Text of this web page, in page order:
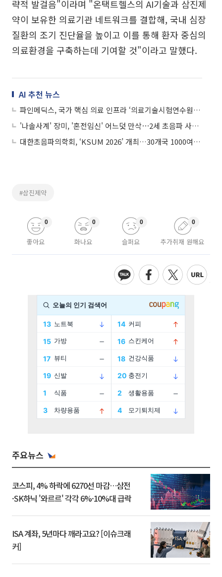
략적 발걸음"이라며 "온택트헬스의 AI기술과 삼진제
약이 보유한 의료기관 네트워크를 결합해, 국내 심장
질환의 조기 진단율을 높이고 이를 통해 환자 중심의
의료환경을 구축하는데 기여할 것"이라고 말했다.
AI 추천 뉴스
파인메딕스, 국가 핵심 의료 인프라 ‘의료기술시험연수원’ 장비 구축 사업 수주
'나솔사계' 장미, '혼전임신' 어느덧 만삭⋯2세 초음파 사진 공개
대한초음파의학회, ‘KSUM 2026’ 개최…30개국 1000여 명 집결
#삼진제약
좋아요
0
화나요
0
슬퍼요
0
추가취재 원해요
0
주요뉴스
코스피, 4% 하락에 6270선 마감…삼전
·SK하닉 '와르르' 각각 6%·10%대 급락
ISA 계좌, 5년마다 깨라고요? [이슈크래
커]